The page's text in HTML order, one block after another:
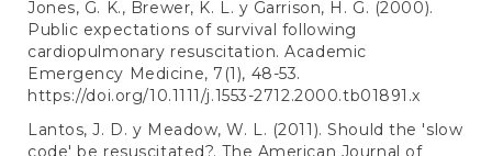
Jones, G. K., Brewer, K. L. y Garrison, H. G. (2000).
Public expectations of survival following
cardiopulmonary resuscitation. Academic
Emergency Medicine, 7(1), 48-53.
https://doi.org/10.1111/j.1553-2712.2000.tb01891.x
Lantos, J. D. y Meadow, W. L. (2011). Should the 'slow
code' be resuscitated?. The American Journal of